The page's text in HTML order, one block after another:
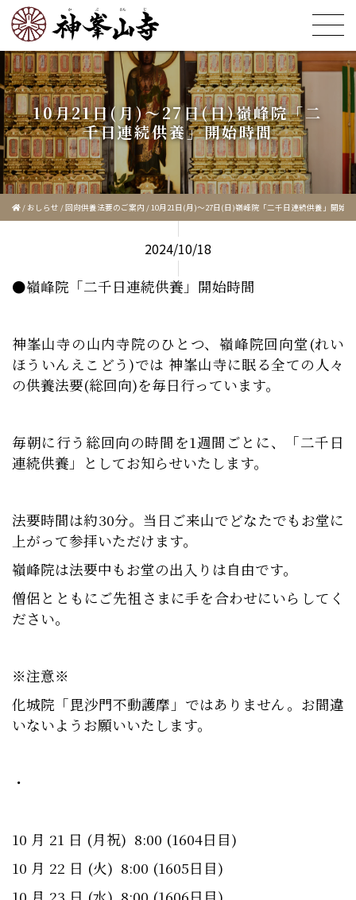
10月21日(月)〜27日(日)嶺峰院「二
千日連続供養」開始時間
/ おしらせ /回向供養法要のご案内 /10月21日(月)〜27日(日)嶺峰院「二千日連続供養」開始
2024/10/18
●嶺峰院「二千日連続供養」開始時間
神峯山寺の山内寺院のひとつ、嶺峰院回向堂(れい
ほういんえこどう)では 神峯山寺に眠る全ての人々
の供養法要(総回向)を毎日行っています。
毎朝に行う総回向の時間を1週間ごとに、「二千日
連続供養」としてお知らせいたします。
法要時間は約30分。当日ご来山でどなたでもお堂に
上がって参拝いただけます。
嶺峰院は法要中もお堂の出入りは自由です。
僧侶とともにご先祖さまに手を合わせにいらしてく
ださい。
※注意※
化城院「毘沙門不動護摩」ではありません。お間違
いないようお願いいたします。
・
10 月 21 日 (月祝) 8:00 (1604日目)
10 月 22 日 (火) 8:00 (1605日目)